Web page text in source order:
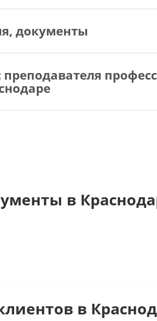
документы
преподавателя
в
в